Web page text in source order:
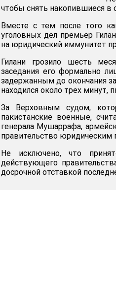
чтобы снять накопившиеся в
Вместе с тем после того
уголовных дел премьер
на юридический иммунитет
Гилани грозило шесть
заседания его формально
задержанным до окончания
находился около трех минут,
За Верховным судом,
пакистанские военные,
генерала Мушаррафа,
правительство юридическим
Не исключено, что
действующего
досрочной отставкой